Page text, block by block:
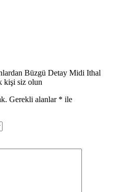
Büzgü Detay Midi Ithal
kişi siz olun
Gerekli alanlar * ile